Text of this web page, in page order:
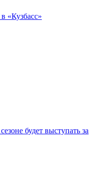
«Кузбасс»
будет выступать за